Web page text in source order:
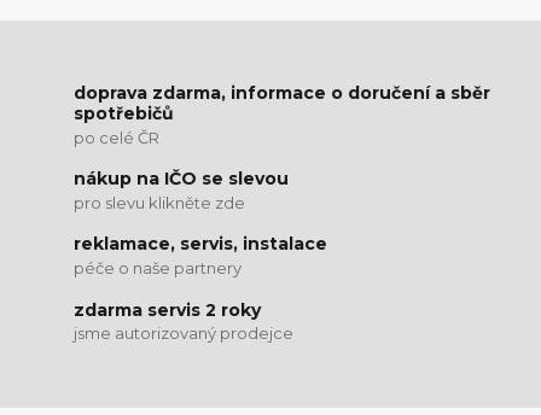
doprava zdarma, informace o doručení a sběr
spotřebičů
po celé ČR
nákup na IČO se slevou
pro slevu klikněte zde
reklamace, servis, instalace
péče o naše partnery
zdarma servis 2 roky
jsme autorizovaný prodejce